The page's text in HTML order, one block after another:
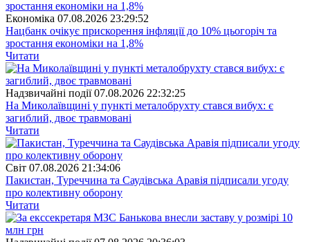
Економіка 07.08.2026 23:29:52
Нацбанк очікує прискорення інфляції до 10% цьогоріч та
зростання економіки на 1,8%
Читати
Надзвичайні події 07.08.2026 22:32:25
На Миколаївщині у пункті металобрухту стався вибух: є
загиблий, двоє травмовані
Читати
Свiт 07.08.2026 21:34:06
Пакистан, Туреччина та Саудівська Аравія підписали угоду
про колективну оборону
Читати